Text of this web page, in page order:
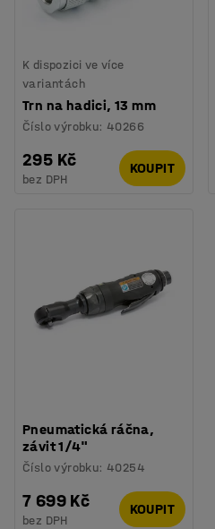
K dispozici ve více
variantách
Trn na hadici, 13 mm
Číslo výrobku: 40266
295 Kč
bez DPH
KOUPIT
Pneumatická ráčna,
závit 1/4"
Číslo výrobku: 40254
7 699 Kč
bez DPH
KOUPIT